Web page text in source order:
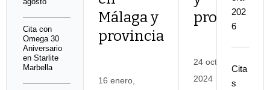
Málaga y
provincia
16 enero,
provincia
24 octubre,
2024
202
6
Cita
s
Cita con
Omega 30
Aniversario
en Starlite
Marbella